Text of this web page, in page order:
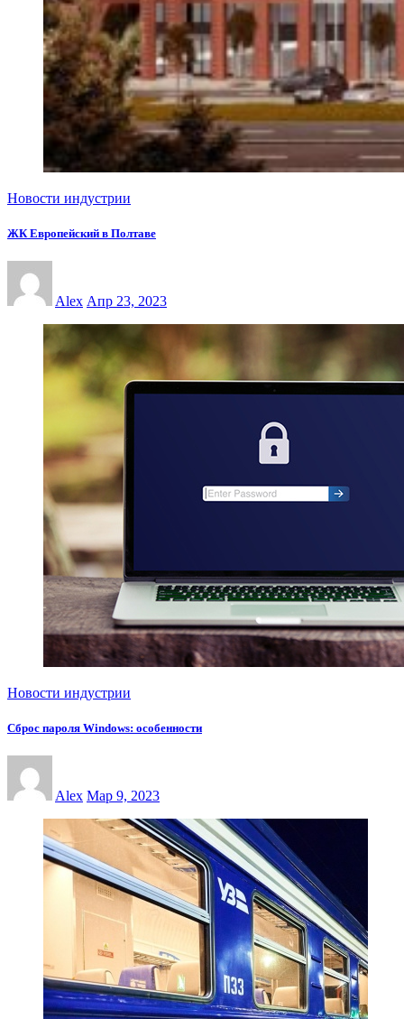
Новости индустрии
ЖК Европейский в Полтаве
Alex Апр 23, 2023
Новости индустрии
Сброс пароля Windows: особенности
Alex Мар 9, 2023